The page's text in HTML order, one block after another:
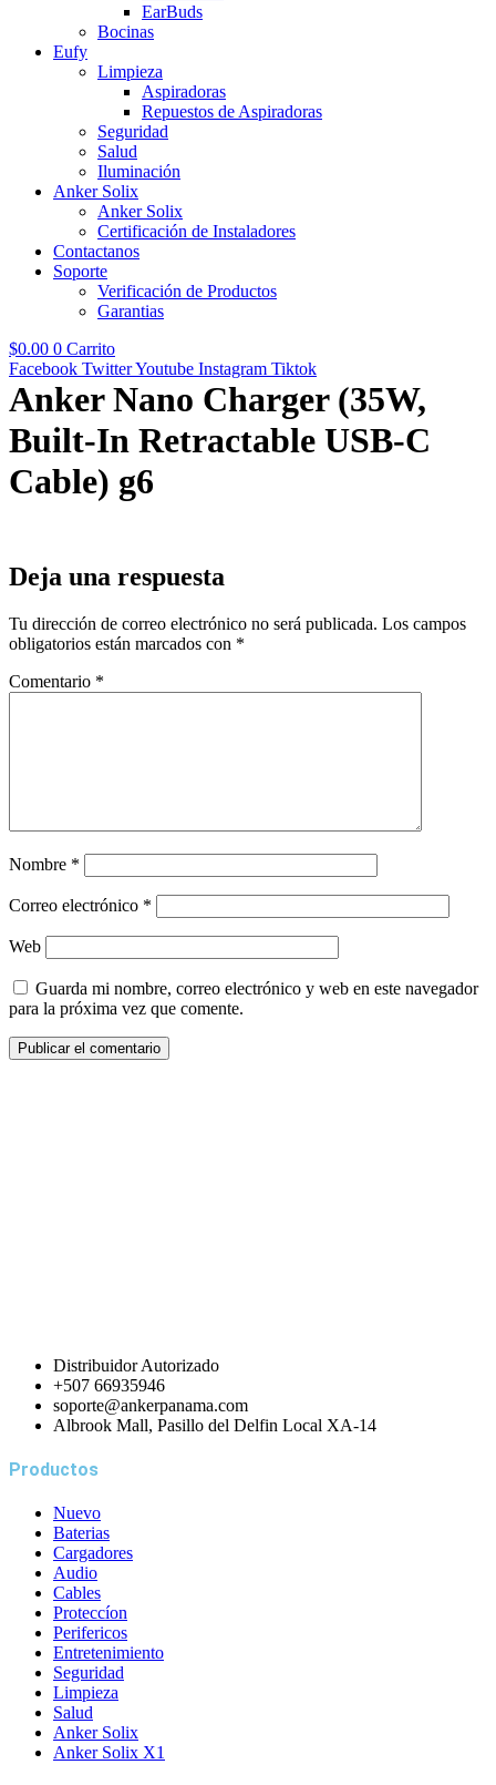
EarBuds
Bocinas
Eufy
Limpieza
Aspiradoras
Repuestos de Aspiradoras
Seguridad
Salud
Iluminación
Anker Solix
Anker Solix
Certificación de Instaladores
Contactanos
Soporte
Verificación de Productos
Garantias
$0.00 0 Carrito
Facebook TwitterYoutube Instagram Tiktok
Anker Nano Charger (35W,
Built-In Retractable USB-C
Cable) g6
Deja una respuesta
Tu dirección de correo electrónico no será publicada. Los campos
obligatorios están marcados con *
Comentario *
Nombre *
Correo electrónico *
Web
Guarda mi nombre, correo electrónico y web en este navegador
para la próxima vez que comente.
Distribuidor Autorizado
+507 66935946
soporte@ankerpanama.com
Albrook Mall, Pasillo del Delfin Local XA-14
Productos
Nuevo
Baterias
Cargadores
Audio
Cables
Proteccíon
Perifericos
Entretenimiento
Seguridad
Limpieza
Salud
Anker Solix
Anker Solix X1